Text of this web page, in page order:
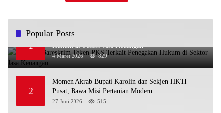
Popular Posts
1
OJK dan Bareskrim Teken PKS Terkait Penegakan
4 Maret 2026 829
2
Momen Akrab Bupati Karolin dan Sekjen HKTI
27 Juni 2026 515